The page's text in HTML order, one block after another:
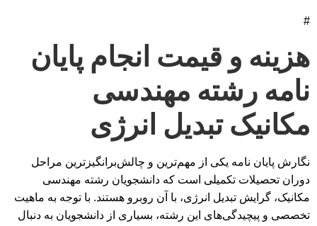
#
هزینه و قیمت انجام پایان
نامه رشته مهندسی
مکانیک تبدیل انرژی
نگارش پایان نامه یکی از مهم‌ترین و چالش‌برانگیزترین مراحل
دوران تحصیلات تکمیلی است که دانشجویان رشته مهندسی
مکانیک، گرایش تبدیل انرژی، با آن روبرو هستند. با توجه به ماهیت
تخصصی و پیچیدگی‌های این رشته، بسیاری از دانشجویان به دنبال